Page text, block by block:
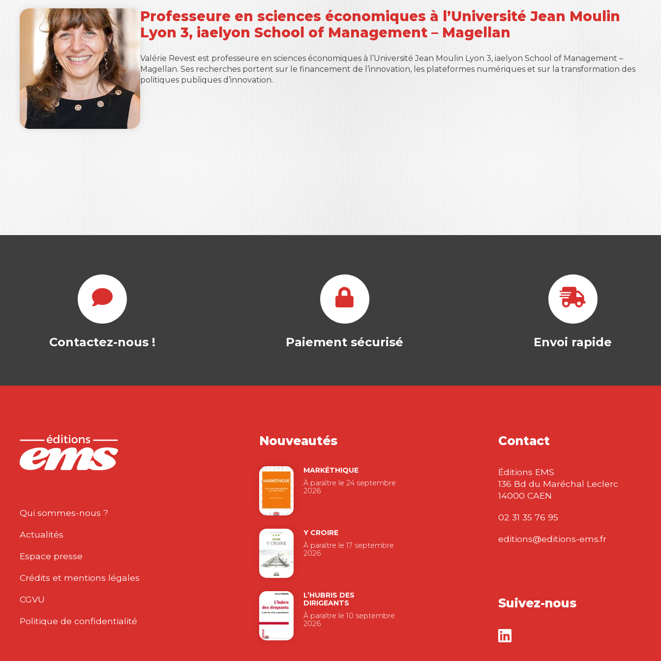
Professeure en sciences économiques à l’Université Jean Moulin
Lyon 3, iaelyon School of Management – Magellan
Valérie Revest est professeure en sciences économiques à l’Université Jean Moulin Lyon 3, iaelyon School of Management –
Magellan. Ses recherches portent sur le financement de l’innovation, les plateformes numériques et sur la transformation des
politiques publiques d’innovation.
Contactez-nous ! Paiement sécurisé Envoi rapide
Qui sommes-nous ?
Actualités
Espace presse
Crédits et mentions légales
CGVU
Politique de confidentialité
Nouveautés
MARKÉTHIQUE
À paraître le 24 septembre
2026
Y CROIRE
À paraître le 17 septembre
2026
L’HUBRIS DES
DIRIGEANTS
À paraître le 10 septembre
2026
Contact
Éditions EMS
136 Bd du Maréchal Leclerc
14000 CAEN
02 31 35 76 95
editions@editions-ems.fr
Suivez-nous